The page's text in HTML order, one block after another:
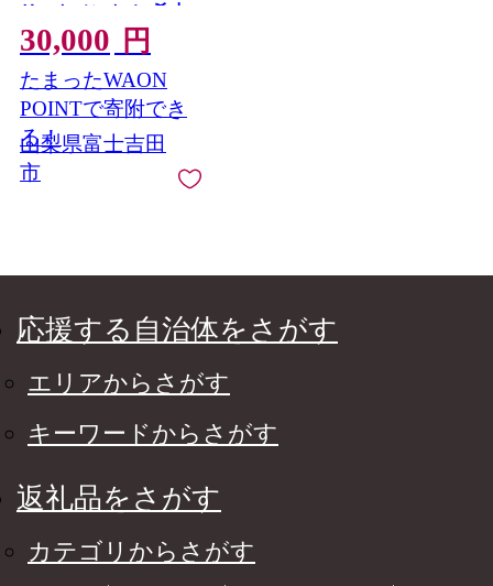
リートメント と 希少
植物性オイル配合 ヘ
アオイル セット 定期
便 100％天然精油 植物
性オイル配合 美容 プ
レゼント ギフト ナナ
コスター 山梨 富士吉
田
30,000 円
たまったWAON
POINTで寄附でき
る！
山梨県富士吉田
市
応援する自治体をさがす
エリアからさがす
キーワードからさがす
返礼品をさがす
カテゴリからさがす